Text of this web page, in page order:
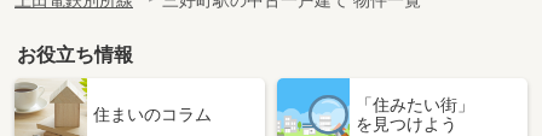
お役立ち情報
住まいのコラム
「住みたい街」
を見つけよう